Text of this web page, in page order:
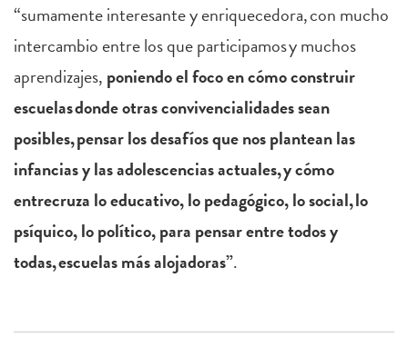
“sumamente interesante y enriquecedora, con mucho
intercambio entre los que participamos y muchos
aprendizajes, poniendo el foco en cómo construir
escuelas donde otras convivencialidades sean
posibles, pensar los desafíos que nos plantean las
infancias y las adolescencias actuales, y cómo
entrecruza lo educativo, lo pedagógico, lo social, lo
psíquico, lo político, para pensar entre todos y
todas, escuelas más alojadoras”.